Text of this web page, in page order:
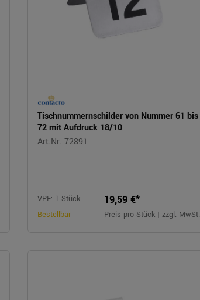
Tischnummernschilder von Nummer 61 bis
72 mit Aufdruck 18/10
Art.Nr. 72891
VPE: 1 Stück
Bestellbar
19,59 €*
Preis pro Stück | zzgl. MwSt.